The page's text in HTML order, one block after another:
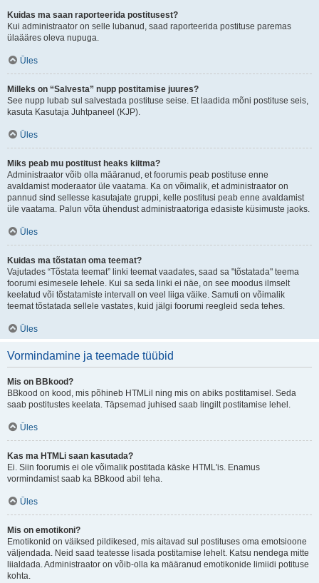
Kuidas ma saan raporteerida postitusest?
Kui administraator on selle lubanud, saad raporteerida postituse paremas
ülaääres oleva nupuga.
Üles
Milleks on “Salvesta” nupp postitamise juures?
See nupp lubab sul salvestada postituse seise. Et laadida mõni postituse seis,
kasuta Kasutaja Juhtpaneel (KJP).
Üles
Miks peab mu postitust heaks kiitma?
Administraator võib olla määranud, et foorumis peab postituse enne
avaldamist moderaator üle vaatama. Ka on võimalik, et administraator on
pannud sind sellesse kasutajate gruppi, kelle postitusi peab enne avaldamist
üle vaatama. Palun võta ühendust administraatoriga edasiste küsimuste jaoks.
Üles
Kuidas ma tõstatan oma teemat?
Vajutades “Tõstata teemat” linki teemat vaadates, saad sa "tõstatada" teema
foorumi esimesele lehele. Kui sa seda linki ei näe, on see moodus ilmselt
keelatud või tõstatamiste intervall on veel liiga väike. Samuti on võimalik
teemat tõstatada sellele vastates, kuid jälgi foorumi reegleid seda tehes.
Üles
Vormindamine ja teemade tüübid
Mis on BBkood?
BBkood on kood, mis põhineb HTMLil ning mis on abiks postitamisel. Seda
saab postitustes keelata. Täpsemad juhised saab lingilt postitamise lehel.
Üles
Kas ma HTMLi saan kasutada?
Ei. Siin foorumis ei ole võimalik postitada käske HTML'is. Enamus
vormindamist saab ka BBkood abil teha.
Üles
Mis on emotikoni?
Emotikonid on väiksed pildikesed, mis aitavad sul postituses oma emotsioone
väljendada. Neid saad teatesse lisada postitamise lehelt. Katsu nendega mitte
liialdada. Administraator on võib-olla ka määranud emotikonide limiidi potituse
kohta.